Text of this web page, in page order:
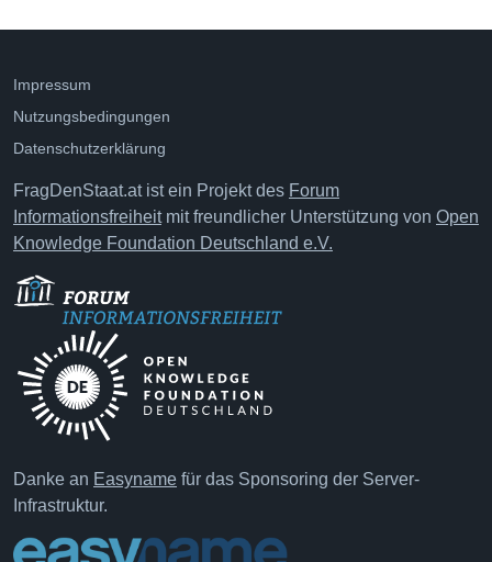
Impressum
Nutzungsbedingungen
Datenschutzerklärung
FragDenStaat.at ist ein Projekt des Forum
Informationsfreiheitmit freundlicher Unterstützung von Open
Knowledge Foundation Deutschland e.V.
Danke an Easyname für das Sponsoring der Server-
Infrastruktur.